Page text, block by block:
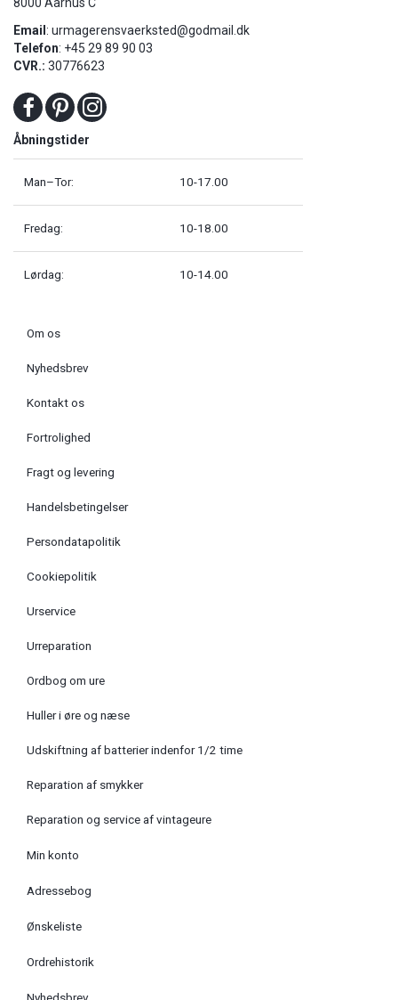
8000 Aarhus C
Email : urmagerensvaerksted@godmail.dk
Telefon: +45 29 89 90 03
CVR.: 30776623
Åbningstider
Man–Tor: 10-17.00
Fredag: 10-18.00
Lørdag: 10-14.00
Om os
Nyhedsbrev
Kontakt os
Fortrolighed
Fragt og levering
Handelsbetingelser
Persondatapolitik
Cookiepolitik
Urservice
Urreparation
Ordbog om ure
Huller i øre og næse
Udskiftning af batterier indenfor 1/2 time
Reparation af smykker
Reparation og service af vintageure
Min konto
Adressebog
Ønskeliste
Ordrehistorik
Nyhedsbrev